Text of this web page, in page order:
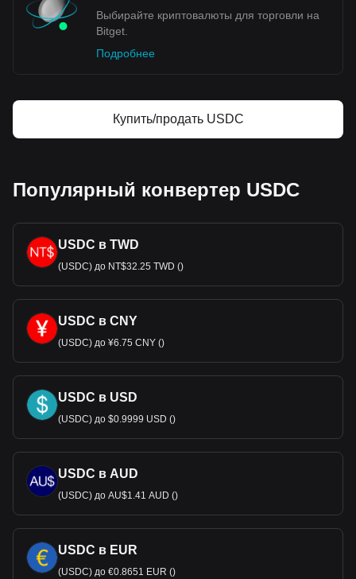
знаменует важный шаг Японии в области цифровых
финансовых технологий.
Данные обмена криптовалют Bitget на фиат
калькулятор, чтобы узнать, на сколько JPY можно
Выбирайте криптовалюты для торговли на
Bitget.
Подробнее
Купить/продать USDC
Популярный конвертер USDC
USDC в TWD
(USDC) до NT$32.25 TWD ()
USDC в CNY
(USDC) до ¥6.75 CNY ()
USDC в USD
(USDC) до $0.9999 USD ()
USDC в AUD
(USDC) до AU$1.41 AUD ()
USDC в EUR
(USDC) до €0.8651 EUR ()